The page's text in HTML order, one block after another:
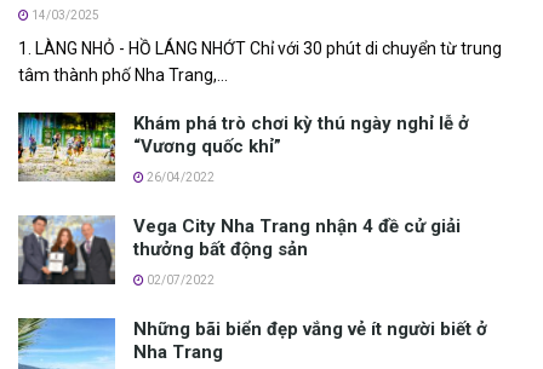
14/03/2025
1. LÀNG NHỎ - HỒ LÁNG NHỚT Chỉ với 30 phút di chuyển từ trung
tâm thành phố Nha Trang,...
Khám phá trò chơi kỳ thú ngày nghỉ lễ ở
“Vương quốc khỉ”
26/04/2022
Vega City Nha Trang nhận 4 đề cử giải
thưởng bất động sản
02/07/2022
N‎‎hững bãi biển đ‎‎ẹp v‎‎ắng v‎‎ẻ í‎‎t n‎‎gười b‎‎iết ở
Nha Trang